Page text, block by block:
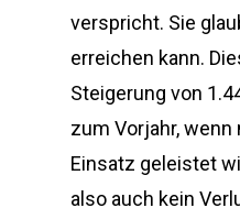
verspricht. Sie
erreichen kann.
Steigerung von
zum Vorjahr, wenn
Einsatz geleistet
also auch kein